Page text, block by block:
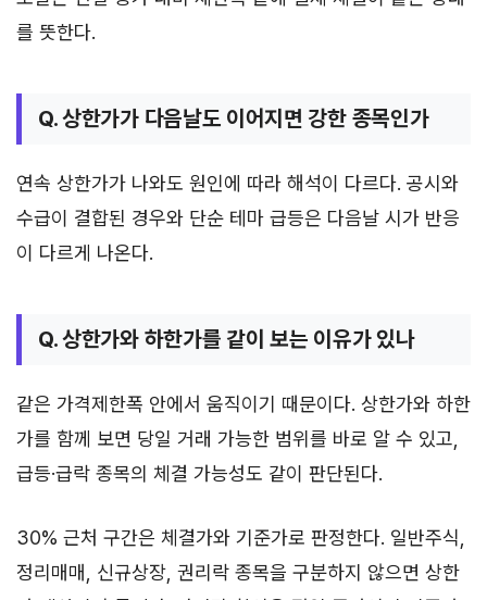
를 뜻한다.
Q. 상한가가 다음날도 이어지면 강한 종목인가
연속 상한가가 나와도 원인에 따라 해석이 다르다. 공시와
수급이 결합된 경우와 단순 테마 급등은 다음날 시가 반응
이 다르게 나온다.
Q. 상한가와 하한가를 같이 보는 이유가 있나
같은 가격제한폭 안에서 움직이기 때문이다. 상한가와 하한
가를 함께 보면 당일 거래 가능한 범위를 바로 알 수 있고,
급등·급락 종목의 체결 가능성도 같이 판단된다.
30% 근처 구간은 체결가와 기준가로 판정한다. 일반주식,
정리매매, 신규상장, 권리락 종목을 구분하지 않으면 상한